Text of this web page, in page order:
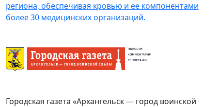
региона, обеспечивая кровью и ее компонентами
более 30 медицинских организаций.
Городская газета «Архангельск — город воинской